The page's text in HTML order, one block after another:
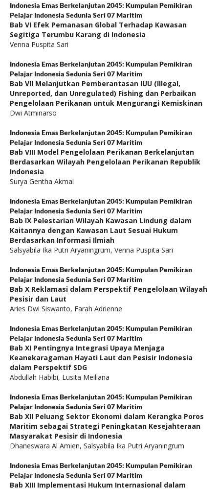
Indonesia Emas Berkelanjutan 2045: Kumpulan Pemikiran
Pelajar Indonesia Sedunia Seri 07 Maritim
Bab VI Efek Pemanasan Global Terhadap Kawasan
Segitiga Terumbu Karang di Indonesia
Venna Puspita Sari
Indonesia Emas Berkelanjutan 2045: Kumpulan Pemikiran
Pelajar Indonesia Sedunia Seri 07 Maritim
Bab VII Melanjutkan Pemberantasan IUU (Illegal,
Unreported, dan Unregulated) Fishing dan Perbaikan
Pengelolaan Perikanan untuk Mengurangi Kemiskinan
Dwi Atminarso
Indonesia Emas Berkelanjutan 2045: Kumpulan Pemikiran
Pelajar Indonesia Sedunia Seri 07 Maritim
Bab VIII Model Pengelolaan Perikanan Berkelanjutan
Berdasarkan Wilayah Pengelolaan Perikanan Republik
Indonesia
Surya Gentha Akmal
Indonesia Emas Berkelanjutan 2045: Kumpulan Pemikiran
Pelajar Indonesia Sedunia Seri 07 Maritim
Bab IX Pelestarian Wilayah Kawasan Lindung dalam
Kaitannya dengan Kawasan Laut Sesuai Hukum
Berdasarkan Informasi Ilmiah
Salsyabila Ika Putri Aryaningrum, Venna Puspita Sari
Indonesia Emas Berkelanjutan 2045: Kumpulan Pemikiran
Pelajar Indonesia Sedunia Seri 07 Maritim
Bab X Reklamasi dalam Perspektif Pengelolaan Wilayah
Pesisir dan Laut
Aries Dwi Siswanto, Farah Adrienne
Indonesia Emas Berkelanjutan 2045: Kumpulan Pemikiran
Pelajar Indonesia Sedunia Seri 07 Maritim
Bab XI Pentingnya Integrasi Upaya Menjaga
Keanekaragaman Hayati Laut dan Pesisir Indonesia
dalam Perspektif SDG
Abdullah Habibi, Lusita Meiliana
Indonesia Emas Berkelanjutan 2045: Kumpulan Pemikiran
Pelajar Indonesia Sedunia Seri 07 Maritim
Bab XII Peluang Sektor Ekonomi dalam Kerangka Poros
Maritim sebagai Strategi Peningkatan Kesejahteraan
Masyarakat Pesisir di Indonesia
Dhaneswara Al Amien, Salsyabila Ika Putri Aryaningrum
Indonesia Emas Berkelanjutan 2045: Kumpulan Pemikiran
Pelajar Indonesia Sedunia Seri 07 Maritim
Bab XIII Implementasi Hukum Internasional dalam